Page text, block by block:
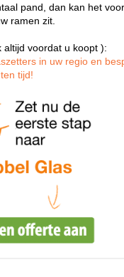
pand, dan kan het
ramen zit.
altijd voordat u koopt ):
in uw regio en
tijd!